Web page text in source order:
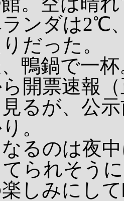
ランダは2℃
だった。
鴨鍋で一杯
開票速報
るが、公
。
るのは夜
られそう
しみにし